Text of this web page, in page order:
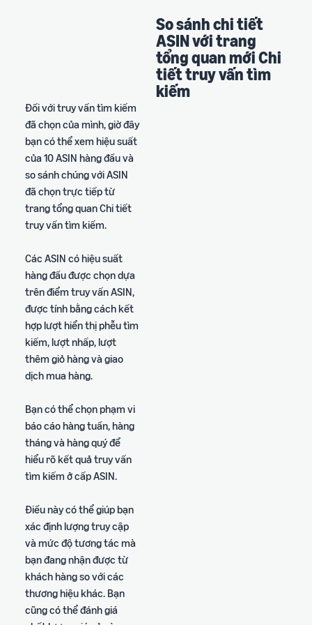
So sánh chi tiết
ASIN với trang
tổng quan mới Chi
tiết truy vấn tìm
kiếm
Đối với truy vấn tìm kiếm
đã chọn của mình, giờ đây
bạn có thể xem hiệu suất
của 10 ASIN hàng đầu và
so sánh chúng với ASIN
đã chọn trực tiếp từ
trang tổng quan Chi tiết
truy vấn tìm kiếm.
Các ASIN có hiệu suất
hàng đầu được chọn dựa
trên điểm truy vấn ASIN,
được tính bằng cách kết
hợp lượt hiển thị phễu tìm
kiếm, lượt nhấp, lượt
thêm giỏ hàng và giao
dịch mua hàng.
Bạn có thể chọn phạm vi
báo cáo hàng tuần, hàng
tháng và hàng quý để
hiểu rõ kết quả truy vấn
tìm kiếm ở cấp ASIN.
Điều này có thể giúp bạn
xác định lượng truy cập
và mức độ tương tác mà
bạn đang nhận được từ
khách hàng so với các
thương hiệu khác. Bạn
cũng có thể đánh giá